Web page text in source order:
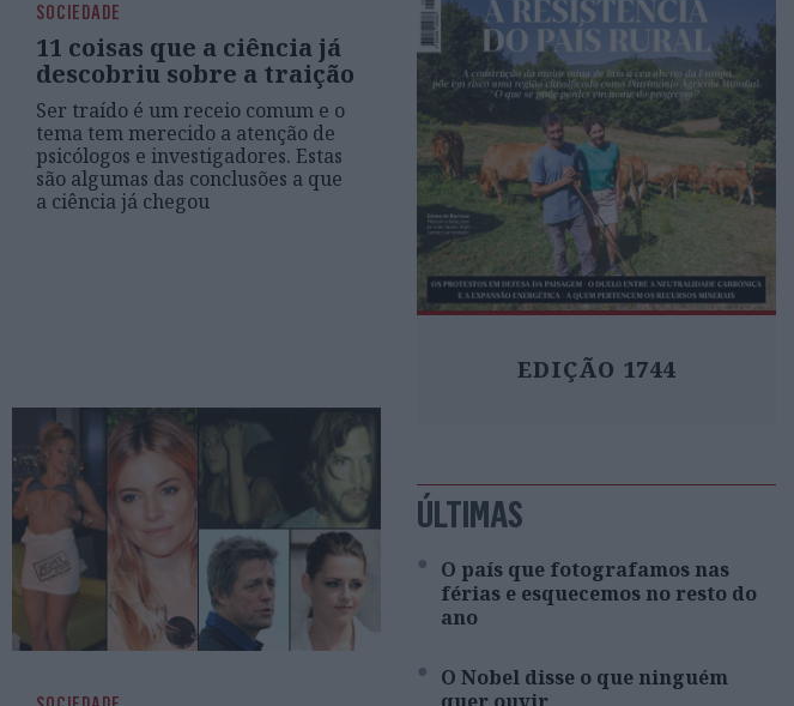
SOCIEDADE
11 coisas que a ciência já
descobriu sobre a traição
Ser traído é um receio comum e o
tema tem merecido a atenção de
psicólogos e investigadores. Estas
são algumas das conclusões a que
a ciência já chegou
EDIÇÃO 1744
ÚLTIMAS
O país que fotografamos nas
férias e esquecemos no resto do
ano
O Nobel disse o que ninguém